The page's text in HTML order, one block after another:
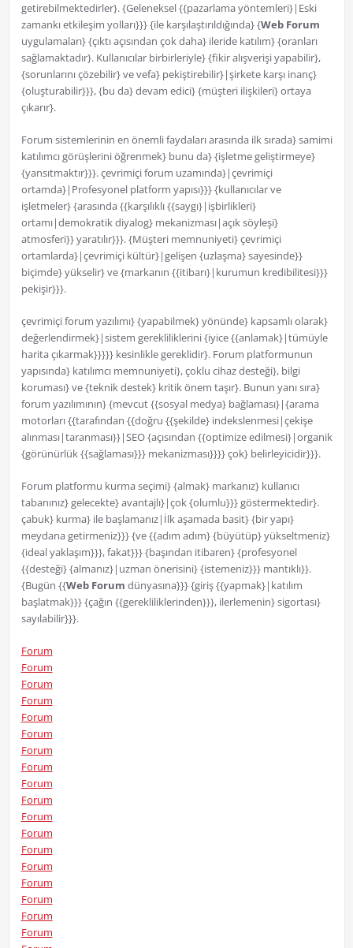
getirebilmektedirler}. {Geleneksel {{pazarlama yöntemleri}|Eski
zamankı etkileşim yolları}}} {ile karşılaştırıldığında} {Web Forum
uygulamaları} {çıktı açısından çok daha} ileride katılım} {oranları
sağlamaktadır}. Kullanıcılar birbirleriyle} {fikir alışverişi yapabilir},
{sorunlarını çözebilir} ve vefa} pekiştirebilir}|şirkete karşı inanç}
{oluşturabilir}}}, {bu da} devam edici} {müşteri ilişkileri} ortaya
çıkarır}.
Forum sistemlerinin en önemli faydaları arasında ilk sırada} samimi
katılımcı görüşlerini öğrenmek} bunu da} {işletme geliştirmeye}
{yansıtmaktır}}}. çevrimiçi forum uzamında}|çevrimiçi
ortamda}|Profesyonel platform yapısı}}} {kullanıcılar ve
işletmeler} {arasında {{karşılıklı {{saygı}|işbirlikleri}
ortamı|demokratik diyalog} mekanizması|açık söyleşi}
atmosferi}} yaratılır}}}. {Müşteri memnuniyeti} çevrimiçi
ortamlarda}|çevrimiçi kültür}|gelişen {uzlaşma} sayesinde}}
biçimde} yükselir} ve {markanın {{itibarı}|kurumun kredibilitesi}}}
pekişir}}}.
çevrimiçi forum yazılımı} {yapabilmek} yönünde} kapsamlı olarak}
değerlendirmek}|sistem gerekliliklerini {iyice {{anlamak}|tümüyle
harita çıkarmak}}}}} kesinlikle gereklidir}. Forum platformunun
yapısında} katılımcı memnuniyeti}, çoklu cihaz desteği}, bilgi
koruması} ve {teknik destek} kritik önem taşır}. Bunun yanı sıra}
forum yazılımının} {mevcut {{sosyal medya} bağlaması}|{arama
motorları {{tarafından {{doğru {{şekilde} indekslenmesi|çekişe
alınması|taranması}}|SEO {açısından {{optimize edilmesi}|organik
{görünürlük {{sağlaması}}} mekanizması}}}} çok} belirleyicidir}}}.
Forum platformu kurma seçimi} {almak} markanız} kullanıcı
tabanınız} gelecekte} avantajlı}|çok {olumlu}}} göstermektedir}.
çabuk} kurma} ile başlamanız|İlk aşamada basit} {bir yapı}
meydana getirmeniz}}} {ve {{adım adım} {büyütüp} yükseltmeniz}
{ideal yaklaşım}}}, fakat}}} {başından itibaren} {profesyonel
{{desteği} {almanız}|uzman önerisini} {istemeniz}}} mantıklı}}.
{Bugün {{Web Forum dünyasına}}} {giriş {{yapmak}|katılım
başlatmak}}} {çağın {{gerekliliklerinden}}}, ilerlemenin} sigortası}
sayılabilir}}}.
Forum
Forum
Forum
Forum
Forum
Forum
Forum
Forum
Forum
Forum
Forum
Forum
Forum
Forum
Forum
Forum
Forum
Forum